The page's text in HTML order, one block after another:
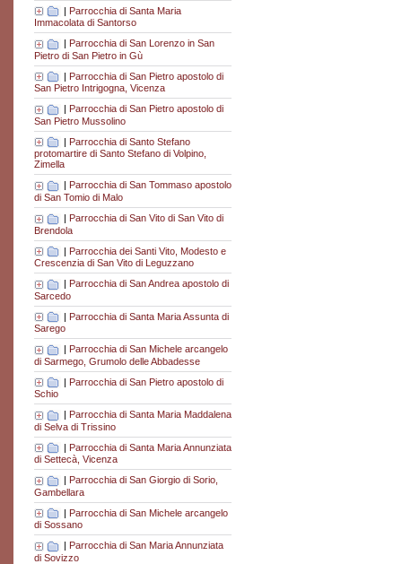
| Parrocchia di Santa Maria
Immacolata di Santorso
Parrocchia di San Lorenzo in San
Pietro di San Pietro in Gù
| Parrocchia di San Pietro apostolo di
San Pietro Intrigogna, Vicenza
Parrocchia di San Pietro apostolo di
San Pietro Mussolino
| Parrocchia di Santo Stefano
protomartire di Santo Stefano di Volpino,
Zimella
Parrocchia di San Tommaso apostolo
di San Tomio di Malo
| Parrocchia di San Vito di San Vito di
Brendola
| Parrocchia dei Santi Vito, Modesto e
Crescenzia di San Vito di Leguzzano
| Parrocchia di San Andrea apostolo di
Sarcedo
| Parrocchia di Santa Maria Assunta di
Sarego
| Parrocchia di San Michele arcangelo
di Sarmego, Grumolo delle Abbadesse
| Parrocchia di San Pietro apostolo di
Schio
Parrocchia di Santa Maria Maddalena
di Selva di Trissino
| Parrocchia di Santa Maria Annunziata
di Settecà, Vicenza
Parrocchia di San Giorgio di Sorio,
Gambellara
| Parrocchia di San Michele arcangelo
di Sossano
Parrocchia di San Maria Annunziata
di Sovizzo